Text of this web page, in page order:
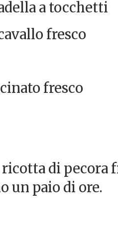
a tocchetti
fresco
fresco
ricotta di pecora
un paio di ore.